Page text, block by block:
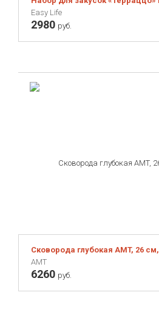
Easy Life
2980 руб.
Сковорода глубокая AMT, 26
AMT
6260 руб.